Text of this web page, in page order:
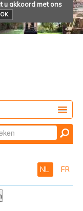
u akkoord met ons
OK
NL FR